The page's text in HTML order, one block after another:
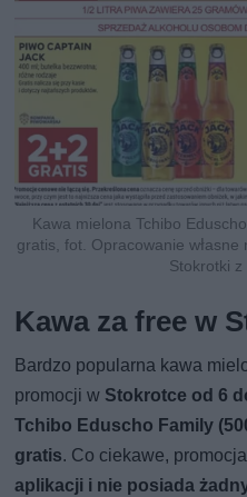
Kawa mielona Tchibo
gratis, fot. Opracowanie
Stokrotki
Kawa za free w
Bardzo popularna kawa
promocji w Stokrotce od 6
Tchibo Eduscho Family
gratis. Co ciekawe,
aplikacji i nie posiada